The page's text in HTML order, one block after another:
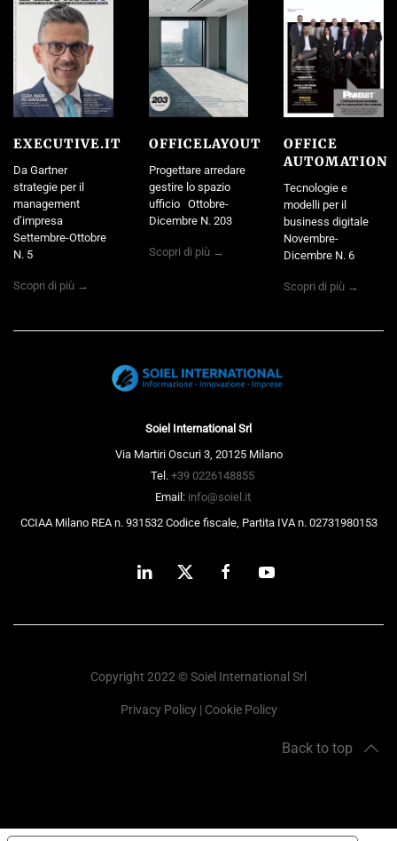
EXECUTIVE.IT
Da Gartner
strategie per il
management
d’impresa
Settembre-Ottobre
N. 5
Scopri di più →
OFFICELAYOUT
Progettare arredare
gestire lo spazio
ufficio Ottobre-
Dicembre N. 203
Scopri di più →
OFFICE
AUTOMATION
Tecnologie e
modelli per il
business digitale
Novembre-
Dicembre N. 6
Scopri di più →
Soiel International Srl
Via Martiri Oscuri 3, 20125 Milano
Tel. +39 0226148855
Email: info@soiel.it
CCIAA Milano REA n. 931532 Codice fiscale, Partita IVA n. 02731980153
Copyright 2022 © Soiel International Srl
Privacy Policy| Cookie Policy
Back to top